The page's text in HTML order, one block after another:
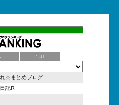
ト ブロ画
☆まとめブログ
記R